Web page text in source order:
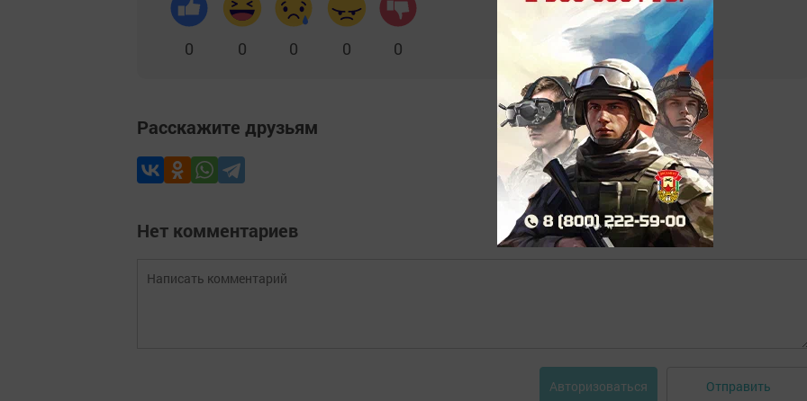
0 0 0 0 0
Расскажите друзьям
Нет комментариев
Авторизоваться Отправить